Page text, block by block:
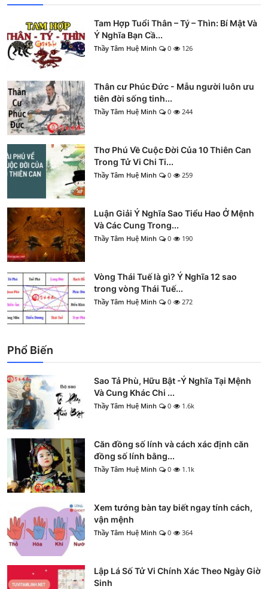
Tam Hợp Tuổi Thân – Tý – Thìn: Bí Mật Và
Ý Nghĩa Bạn Cầ...
Thầy Tâm Huệ Minh 0 126
Thân cư Phúc Đức - Mẫu người luôn ưu
tiên đời sống tinh...
Thầy Tâm Huệ Minh 0 244
Thơ Phú Về Cuộc Đời Của 10 Thiên Can
Trong Tử Vi Chi Ti...
Thầy Tâm Huệ Minh 0 259
Luận Giải Ý Nghĩa Sao Tiểu Hao Ở Mệnh
Và Các Cung Trong...
Thầy Tâm Huệ Minh 0 190
Vòng Thái Tuế là gì? Ý Nghĩa 12 sao
trong vòng Thái Tuế...
Thầy Tâm Huệ Minh 0 272
Phổ Biến
Sao Tả Phù, Hữu Bật -Ý Nghĩa Tại Mệnh
Và Cung Khác Chi ...
Thầy Tâm Huệ Minh 0 1.6k
Căn đồng số lính và cách xác định căn
đồng số lính bằng...
Thầy Tâm Huệ Minh 0 1.1k
Xem tướng bàn tay biết ngay tính cách,
vận mệnh
Thầy Tâm Huệ Minh 0 364
Lập Lá Số Tử Vi Chính Xác Theo Ngày Giờ
Sinh